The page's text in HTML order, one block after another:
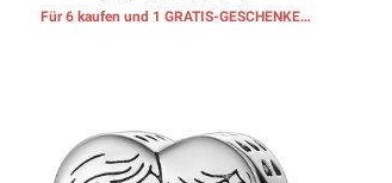
Für 6 kaufen und 1 GRATIS-GESCHENKE